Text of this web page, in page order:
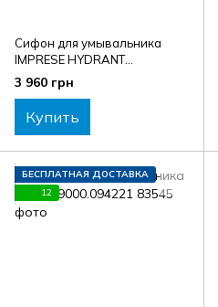
Сифон для умывальника
IMPRESE HYDRANT
ZMK031806600
3 960 грн
Купить
БЕСПЛАТНАЯ ДОСТАВКА
12